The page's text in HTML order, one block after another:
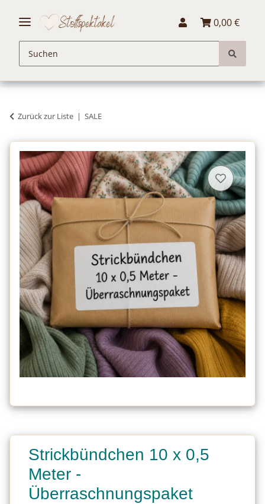
0,00 €
Zurück zur Liste SALE
Strickbündchen 10 x 0,5
Meter -
Überraschnungspaket